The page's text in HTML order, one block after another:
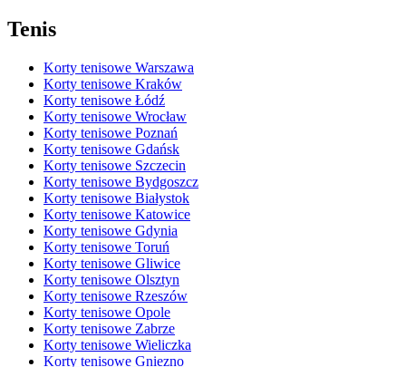
Tenis
Korty tenisowe Warszawa
Korty tenisowe Kraków
Korty tenisowe Łódź
Korty tenisowe Wrocław
Korty tenisowe Poznań
Korty tenisowe Gdańsk
Korty tenisowe Szczecin
Korty tenisowe Bydgoszcz
Korty tenisowe Białystok
Korty tenisowe Katowice
Korty tenisowe Gdynia
Korty tenisowe Toruń
Korty tenisowe Gliwice
Korty tenisowe Olsztyn
Korty tenisowe Rzeszów
Korty tenisowe Opole
Korty tenisowe Zabrze
Korty tenisowe Wieliczka
Korty tenisowe Gniezno